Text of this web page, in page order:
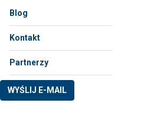
Blog
Kontakt
Partnerzy
WYŚLIJ E-MAIL